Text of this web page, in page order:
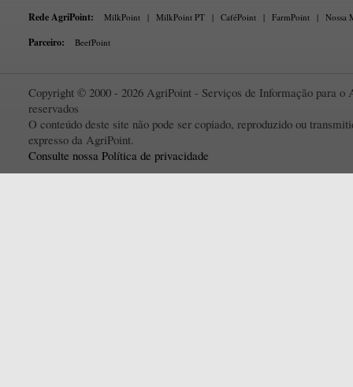
Rede AgriPoint: MilkPoint | MilkPoint PT | CaféPoint | FarmPoint | Nossa
Parceiro: BeefPoint
Copyright © 2000 - 2026 AgriPoint - Serviços de Informação para o
reservados
O conteúdo deste site não pode ser copiado, reproduzido ou
expresso da AgriPoint.
Consulte nossa Política de privacidade